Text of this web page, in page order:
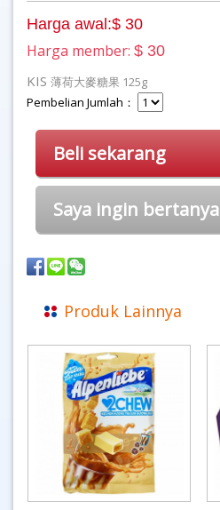
Harga awal:$ 30
Harga member: $ 30
KIS 薄荷大麥糖果 125g
Pembelian Jumlah：
Beli sekarang
Saya ingin bertanya
Produk Lainnya